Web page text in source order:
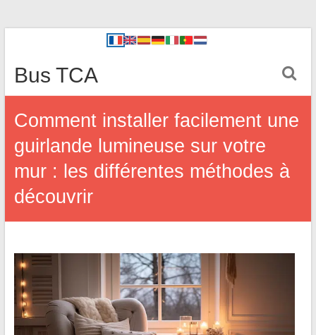
Bus TCA
Comment installer facilement une
guirlande lumineuse sur votre
mur : les différentes méthodes à
découvrir